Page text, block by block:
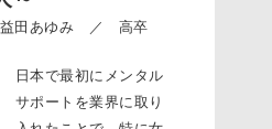
益田あゆみ ／ 高卒
日本で最初にメンタル
サポートを業界に取り